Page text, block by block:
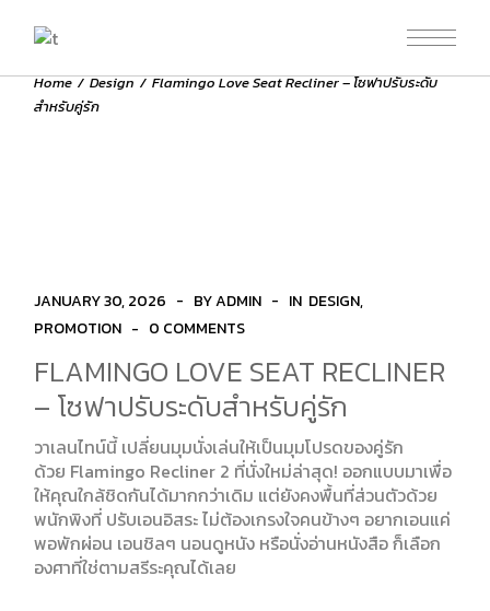
Home Design
Flamingo Love Seat Recliner – โซฟาปรับระดับ
สำหรับคู่รัก
JANUARY 30, 2026 BY ADMIN IN DESIGN
PROMOTION
0 COMMENTS
FLAMINGO LOVE SEAT RECLINER
– โซฟาปรับระดับสำหรับคู่รัก
วาเลนไทน์นี้ เปลี่ยนมุมนั่งเล่นให้เป็นมุมโปรดของคู่รัก
ด้วย Flamingo Recliner 2 ที่นั่งใหม่ล่าสุด! ออกแบบมาเพื่อ
ให้คุณใกล้ชิดกันได้มากกว่าเดิม แต่ยังคงพื้นที่ส่วนตัวด้วย
พนักพิงที่ ปรับเอนอิสระ ไม่ต้องเกรงใจคนข้างๆ อยากเอนแค่
พอพักผ่อน เอนชิลๆ นอนดูหนัง หรือนั่งอ่านหนังสือ ก็เลือก
องศาที่ใช่ตามสรีระคุณได้เลย